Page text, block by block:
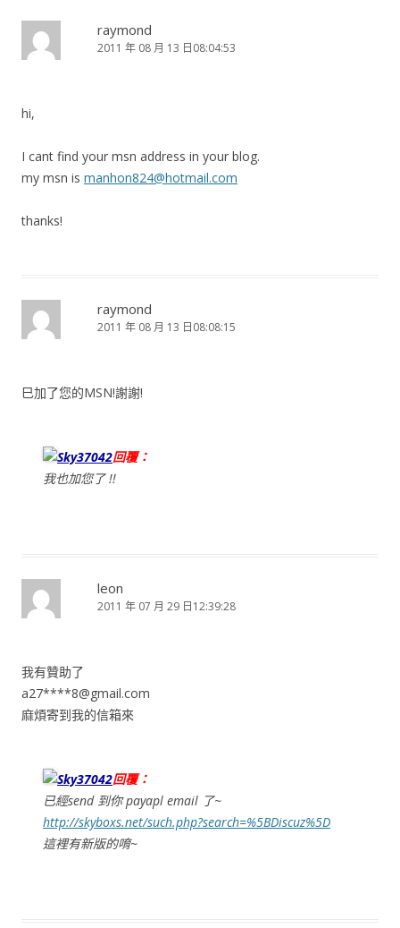
raymond
2011 年 08 月 13 日08:04:53
hi,
I cant find your msn address in your blog.
my msn is manhon824@hotmail.com
thanks!
raymond
2011 年 08 月 13 日08:08:15
巳加了您的MSN!謝謝!
Sky37042回覆：
我也加您了 !!
leon
2011 年 07 月 29 日12:39:28
我有贊助了
a27****8@gmail.com
麻煩寄到我的信箱來
Sky37042回覆：
已經send 到你 payapl email 了~
http://skyboxs.net/such.php?search=%5BDiscuz%5D
這裡有新版的唷~